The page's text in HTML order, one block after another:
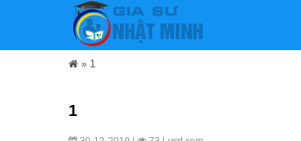
» 1
1